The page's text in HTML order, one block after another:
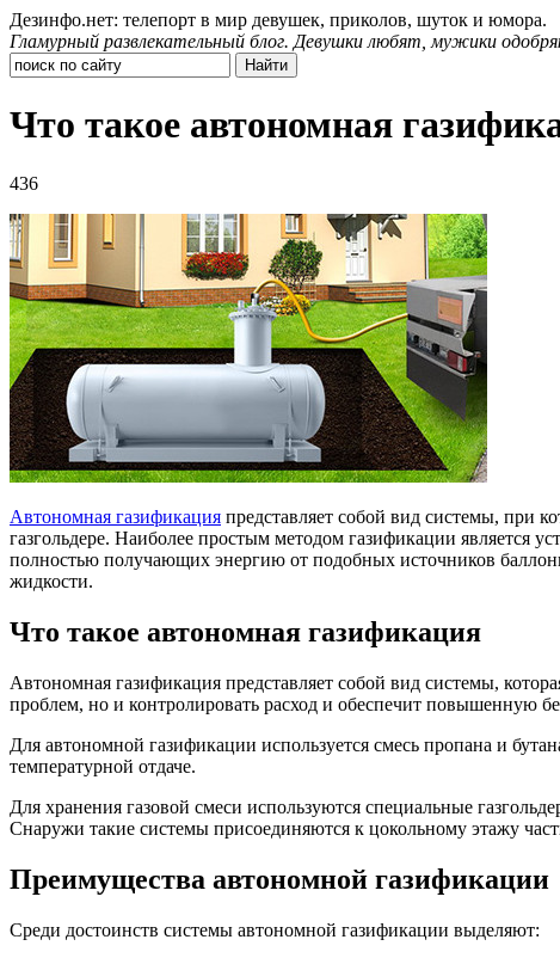
Дезинфо.нет: телепорт в мир девушек, приколов, шуток и юмора.
Гламурный развлекательный блог. Девушки любят, мужики
Что такое автономная
436
Автономная газификация представляет собой вид системы, при
газгольдере. Наиболее простым методом газификации является
полностью получающих энергию от подобных источников
жидкости.
Что такое автономная газификация
Автономная газификация представляет собой вид системы,
проблем, но и контролировать расход и обеспечит повышенную
Для автономной газификации используется смесь пропана и
температурной отдаче.
Для хранения газовой смеси используются специальные
Снаружи такие системы присоединяются к цокольному этажу
Преимущества автономной газификации
Среди достоинств системы автономной газификации выделяют: